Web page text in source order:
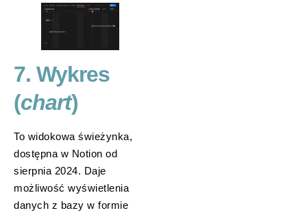
7. Wykres
(chart)
To widokowa świeżynka,
dostępna w Notion od
sierpnia 2024. Daje
możliwość wyświetlenia
danych z bazy w formie